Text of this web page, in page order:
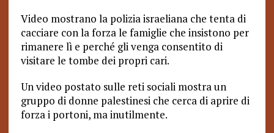
Video mostrano la polizia israeliana che tenta di
cacciare con la forza le famiglie che insistono per
rimanere lì e perché gli venga consentito di
visitare le tombe dei propri cari.
Un video postato sulle reti sociali mostra un
gruppo di donne palestinesi che cerca di aprire di
forza i portoni, ma inutilmente.